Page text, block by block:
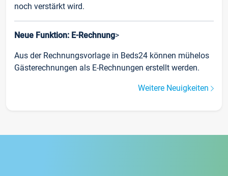
noch verstärkt wird.
Neue Funktion: E-Rechnung>
Aus der Rechnungsvorlage in Beds24 können mühelos
Gästerechnungen als E-Rechnungen erstellt werden.
Weitere Neuigkeiten